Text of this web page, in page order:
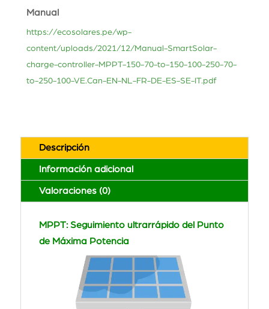
Manual
https://ecosolares.pe/wp-
content/uploads/2021/12/Manual-SmartSolar-
charge-controller-MPPT-150-70-to-150-100-250-70-
to-250-100-VE.Can-EN-NL-FR-DE-ES-SE-IT.pdf
Descripción
Información adicional
Valoraciones (0)
MPPT: Seguimiento ultrarrápido del Punto
de Máxima Potencia